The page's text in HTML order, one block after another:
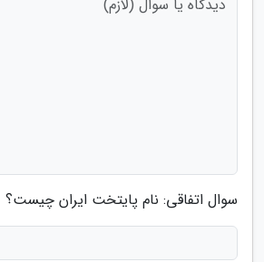
سوال اتفاقی: نام پایتخت ایران چیست؟